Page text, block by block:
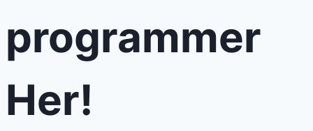
programmer
Her!